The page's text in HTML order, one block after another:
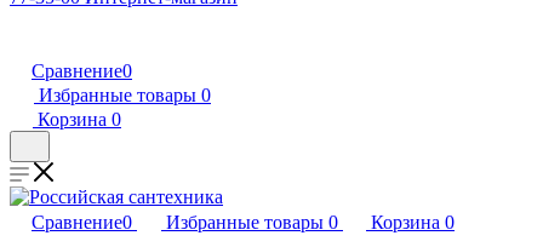
Сравнение0
Избранные товары 0
Корзина 0
Сравнение0 Избранные товары 0 Корзина 0